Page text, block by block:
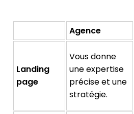
Agence
Landing
page
Vous donne
une expertise
précise et une
stratégie.